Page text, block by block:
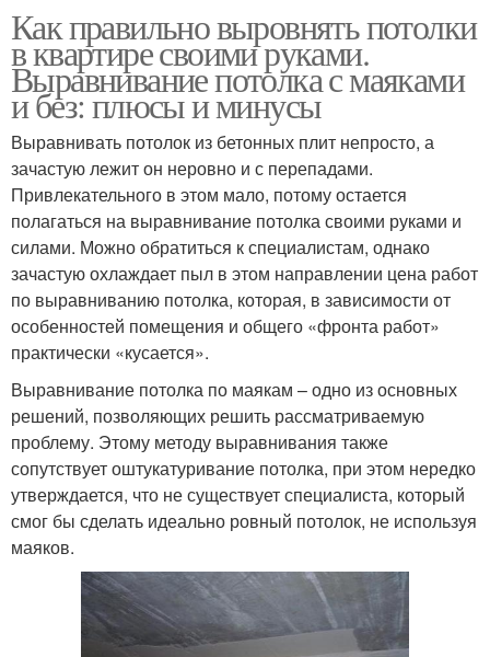
Как правильно выровнять потолки
в квартире своими руками.
Выравнивание потолка с маяками
и без: плюсы и минусы
Выравнивать потолок из бетонных плит непросто, а
зачастую лежит он неровно и с перепадами.
Привлекательного в этом мало, потому остается
полагаться на выравнивание потолка своими руками и
силами. Можно обратиться к специалистам, однако
зачастую охлаждает пыл в этом направлении цена работ
по выравниванию потолка, которая, в зависимости от
особенностей помещения и общего «фронта работ»
практически «кусается».
Выравнивание потолка по маякам – одно из основных
решений, позволяющих решить рассматриваемую
проблему. Этому методу выравнивания также
сопутствует оштукатуривание потолка, при этом нередко
утверждается, что не существует специалиста, который
смог бы сделать идеально ровный потолок, не используя
маяков.